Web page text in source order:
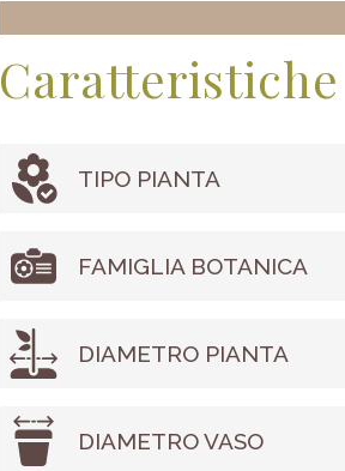
Caratteristiche
TIPO PIANTA
FAMIGLIA BOTANICA
DIAMETRO PIANTA
DIAMETRO VASO